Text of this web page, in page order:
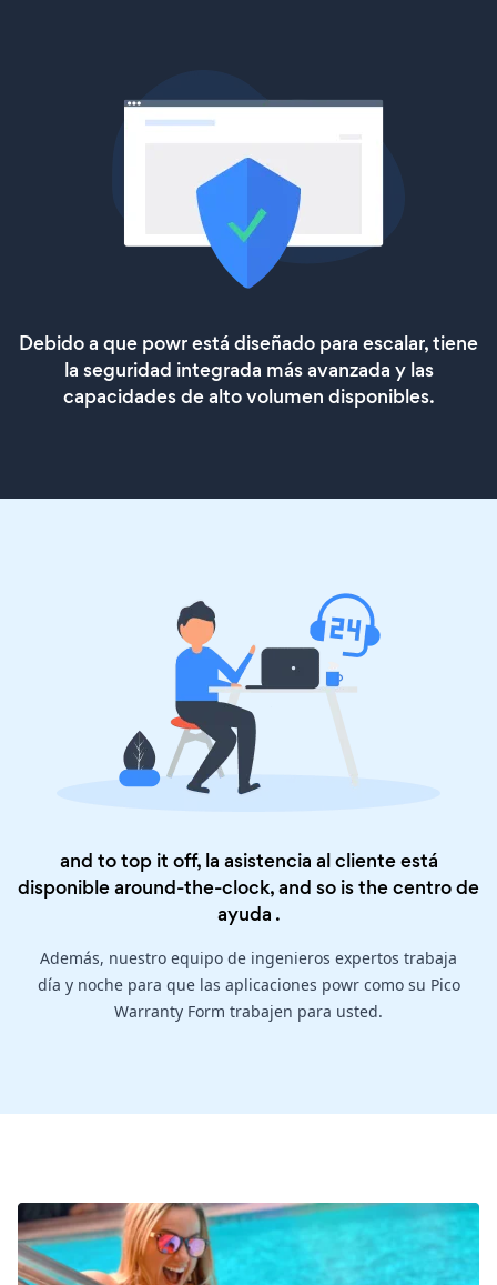
Debido a que powr está diseñado para escalar, tiene
la seguridad integrada más avanzada y las
capacidades de alto volumen disponibles.
and to top it off, la asistencia al cliente está
disponible around-the-clock, and so is thecentro de
ayuda .
Además, nuestro equipo de ingenieros expertos trabaja
día y noche para que las aplicaciones powr como su Pico
Warranty Form trabajen para usted.